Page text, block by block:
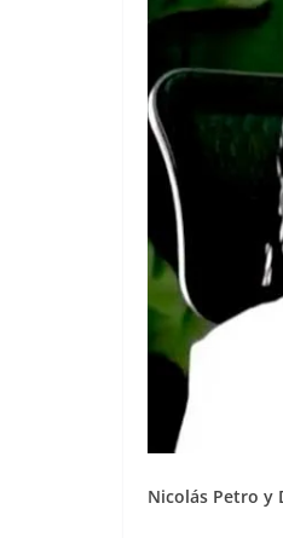
Nicolás Petro y